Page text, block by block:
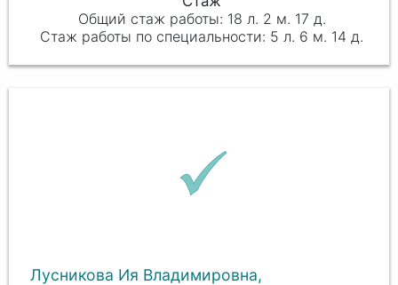
18 л. 2 м. 17 д.
5 л. 6 м. 14 д.
Лусникова Ия Владимировна,